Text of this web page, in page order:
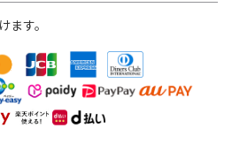
す。